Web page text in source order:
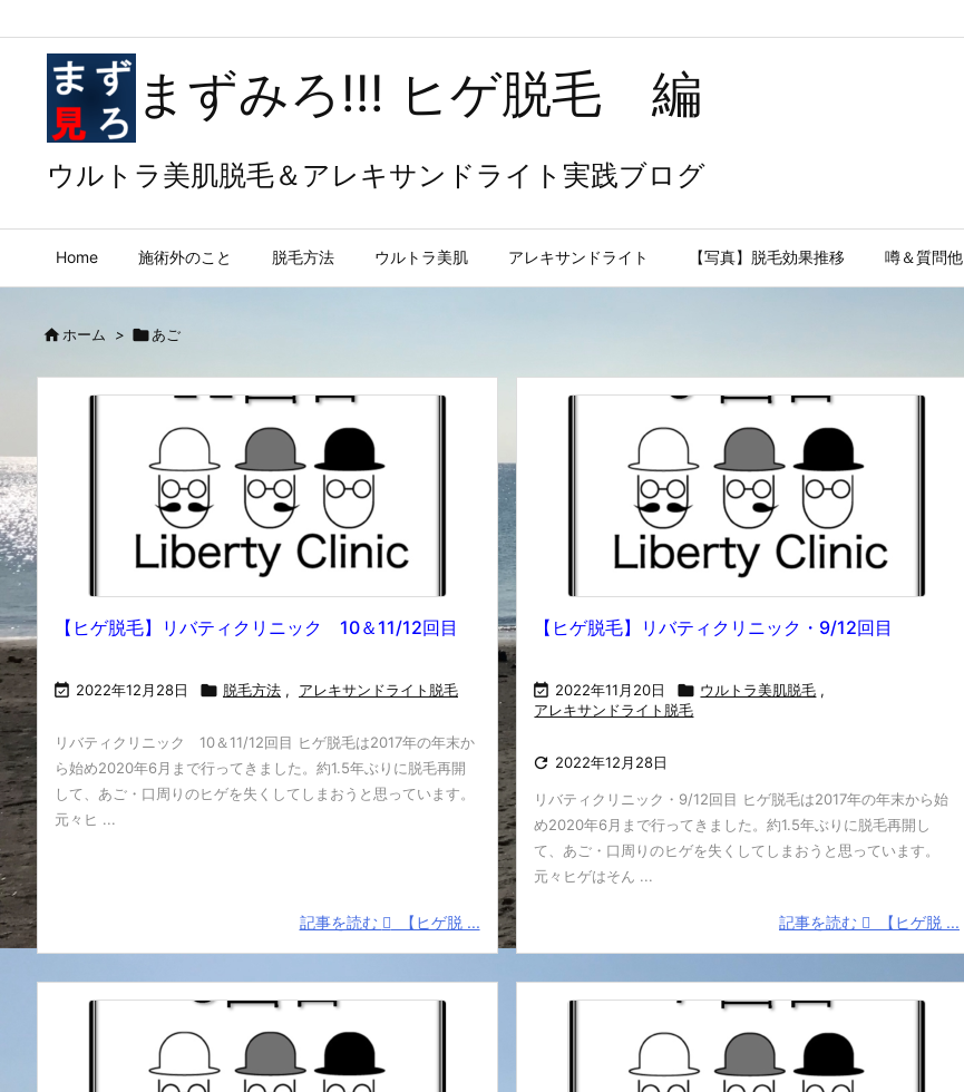
まずみろ!!! ヒゲ脱毛 編
ウルトラ美肌脱毛＆アレキサンドライト実践ブログ
Home 施術外のこと 脱毛方法 ウルトラ美肌 アレキサンドライト 【写真】脱毛効果推移 噂＆質問他
 ホーム > あご
【ヒゲ脱毛】リバティクリニック 10＆11/12回目
 2022年12月28日  脱毛方法 , アレキサンドライト脱毛
リバティクリニック 10＆11/12回目 ヒゲ脱毛は2017年の年末か
ら始め2020年6月まで行ってきました。約1.5年ぶりに脱毛再開
して、あご・口周りのヒゲを失くしてしまおうと思っています。
元々ヒ ...
記事を読む 【ヒゲ脱 ...
【ヒゲ脱毛】リバティクリニック・9/12回目
 2022年11月20日  ウルトラ美肌脱毛 ,
アレキサンドライト脱毛
 2022年12月28日
リバティクリニック・9/12回目 ヒゲ脱毛は2017年の年末から始
め2020年6月まで行ってきました。約1.5年ぶりに脱毛再開し
て、あご・口周りのヒゲを失くしてしまおうと思っています。
元々ヒゲはそん ...
記事を読む 【ヒゲ脱 ...